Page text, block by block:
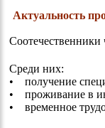
Актуальность
Среди них:
• получение
• проживание в
• временное